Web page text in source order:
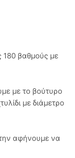
180 βαθμούς με
με το βούτυρο
με διάμετρο
αφήνουμε να